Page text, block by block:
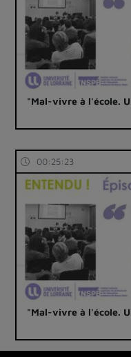
"Mal-vivre à l'école.
00:25:23
"Mal-vivre à l'école.